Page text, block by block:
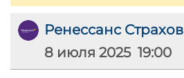
Ренессанс
8 июля 2025 19:00